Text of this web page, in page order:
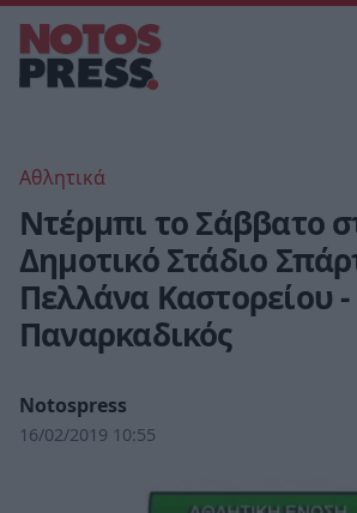
Αθλητικά
Ντέρμπι το Σάββατο
Δημοτικό Στάδιο
Πελλάνα Καστορείου -
Παναρκαδικός
Notospress
16/02/2019 10:55